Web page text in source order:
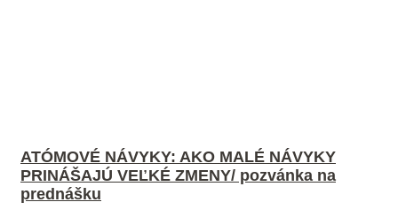
ATÓMOVÉ NÁVYKY: AKO MALÉ NÁVYKY
PRINÁŠAJÚ VEĽKÉ ZMENY/ pozvánka na
prednášku